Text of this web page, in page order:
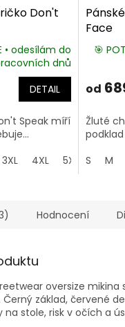
Don't
• odesílám do
dnů
DETAIL
Speak míří
3XL 4XL 5XL
Face
🎯
od
Žluté
S
M
Hodnocení
oversize
Černý základ, červené
stole, risk v očích a